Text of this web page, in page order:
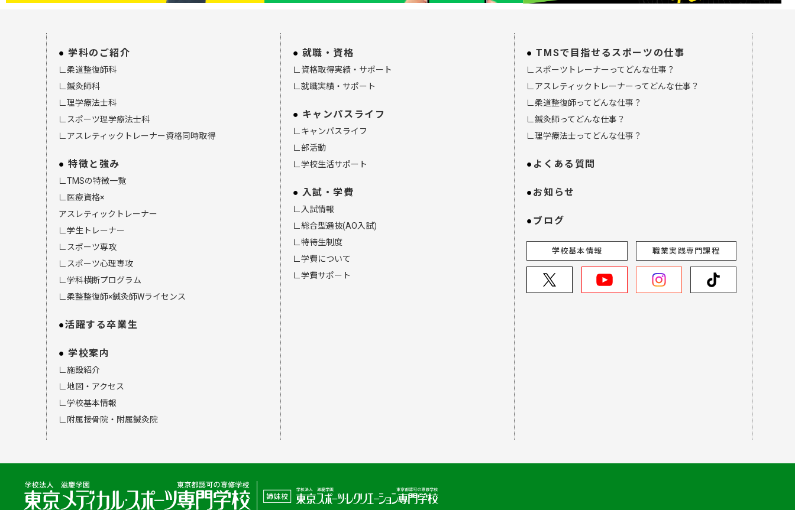
学科のご紹介
∟柔道整復師科
∟鍼灸師科
∟理学療法士科
∟スポーツ理学療法士科
∟アスレティックトレーナー資格同時取得
特徴と強み
∟TMSの特徴一覧
∟医療資格×
アスレティックトレーナー
∟学生トレーナー
∟スポーツ専攻
∟スポーツ心理専攻
∟学科横断プログラム
∟柔整整復師×鍼灸師Wライセンス
活躍する卒業生
学校案内
∟施設紹介
∟地図・アクセス
∟学校基本情報
∟附属接骨院・附属鍼灸院
就職・資格
∟資格取得実績・サポート
∟就職実績・サポート
キャンパスライフ
∟キャンパスライフ
∟部活動
∟学校生活サポート
入試・学費
∟入試情報
∟総合型選抜(AO入試)
∟特待生制度
∟学費について
∟学費サポート
TMSで目指せるスポーツの仕事
∟スポーツトレーナーってどんな仕事？
∟アスレティックトレーナーってどんな仕事？
∟柔道整復師ってどんな仕事？
∟鍼灸師ってどんな仕事？
∟理学療法士ってどんな仕事？
よくある質問
お知らせ
ブログ
学校基本情報 職業実践専門課程